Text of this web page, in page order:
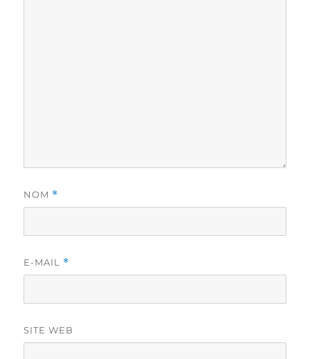
NOM *
E-MAIL *
SITE WEB